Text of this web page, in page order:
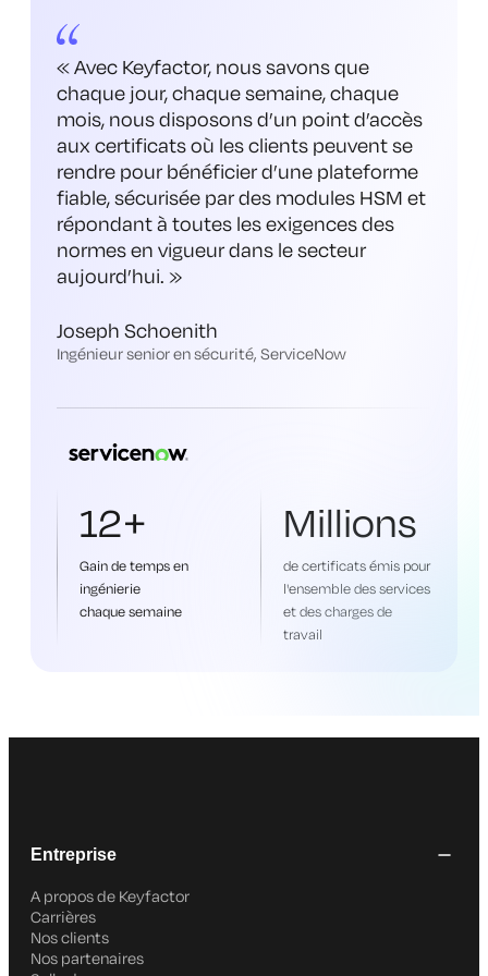
«Avec Keyfactor, nous savons que
chaque jour, chaque semaine, chaque
mois, nous disposons d’un point d’accès
aux certificats où les clients peuvent se
rendre pour bénéficier d’une plateforme
fiable, sécurisée par des modules HSM et
répondant à toutes les exigences des
normes en vigueur dans le secteur
aujourd’hui. »
Joseph Schoenith
Ingénieur senior en sécurité, ServiceNow
12+
Gain de temps en
ingénierie
chaque semaine
Millions
de certificats émis pour
l'ensemble des services
et des charges de
travail
Entreprise
A propos de Keyfactor
Carrières
Nos clients
Nos partenaires